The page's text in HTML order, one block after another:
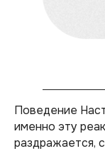
Поведение
именно эту
раздражается,